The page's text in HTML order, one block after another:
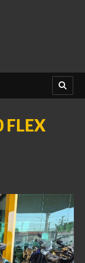
FLEX